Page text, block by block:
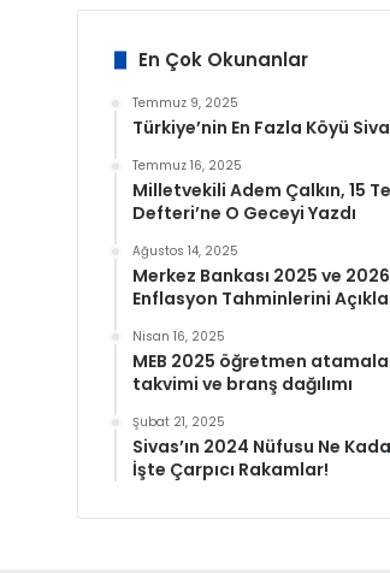
En Çok Okunanlar
Temmuz 9, 2025
Türkiye’nin En Fazla Köyü
Temmuz 16, 2025
Milletvekili Adem Çalkın, 15
Defteri’ne O Geceyi Yazdı
Ağustos 14, 2025
Merkez Bankası 2025 ve 2026
Enflasyon Tahminlerini
Nisan 16, 2025
MEB 2025 öğretmen
takvimi ve branş dağılımı
Şubat 21, 2025
Sivas’ın 2024 Nüfusu Ne
İşte Çarpıcı Rakamlar!